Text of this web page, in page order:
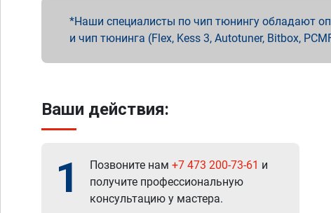
Наши специалисты по чип тюнингу обладают
и чип тюнинга (Flex, Kess 3, Autotuner, Bitbox,
Ваши действия:
1 Позвоните нам +7 473 200-73-61 и
получите профессиональную
консультацию у мастера.